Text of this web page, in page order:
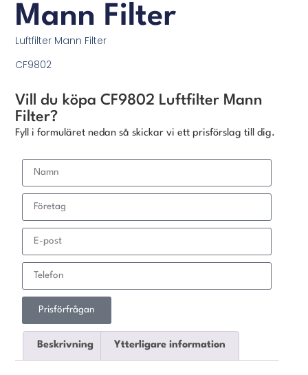
Mann Filter
Luftfilter Mann Filter
CF9802
Vill du köpa CF9802 Luftfilter Mann
Filter?
Fyll i formuläret nedan så skickar vi ett prisförslag till dig.
Prisförfrågan
Beskrivning Ytterligare information